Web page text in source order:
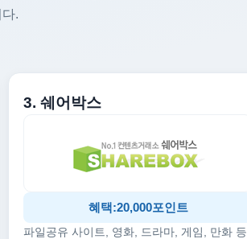
.
3. 쉐어박스
혜택:20,000포인트
파일공유 사이트, 영화, 드라마, 게임, 만화 등